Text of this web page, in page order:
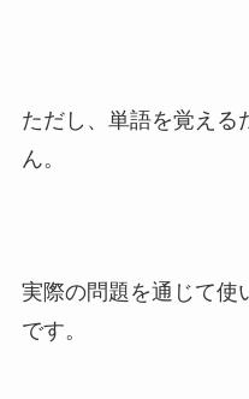
ただし、単語を覚える
ん。
実際の問題を通じて使
です。